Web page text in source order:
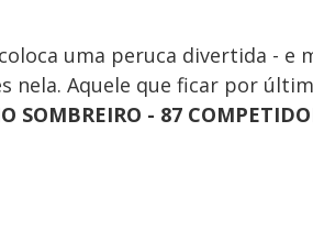
uma peruca divertida - e
nela. Aquele que ficar por
SOMBREIRO - 87